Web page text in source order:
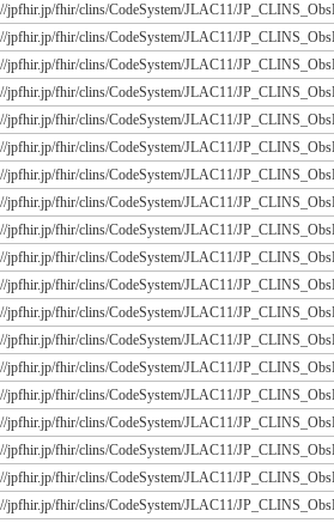
jpfhir.jp/fhir/clins/CodeSystem/JLAC11/
jpfhir.jp/fhir/clins/CodeSystem/JLAC11/
jpfhir.jp/fhir/clins/CodeSystem/JLAC11/
jpfhir.jp/fhir/clins/CodeSystem/JLAC11/
jpfhir.jp/fhir/clins/CodeSystem/JLAC11/
jpfhir.jp/fhir/clins/CodeSystem/JLAC11/
jpfhir.jp/fhir/clins/CodeSystem/JLAC11/
jpfhir.jp/fhir/clins/CodeSystem/JLAC11/
jpfhir.jp/fhir/clins/CodeSystem/JLAC11/
jpfhir.jp/fhir/clins/CodeSystem/JLAC11/
jpfhir.jp/fhir/clins/CodeSystem/JLAC11/
jpfhir.jp/fhir/clins/CodeSystem/JLAC11/
jpfhir.jp/fhir/clins/CodeSystem/JLAC11/
jpfhir.jp/fhir/clins/CodeSystem/JLAC11/
jpfhir.jp/fhir/clins/CodeSystem/JLAC11/
jpfhir.jp/fhir/clins/CodeSystem/JLAC11/
jpfhir.jp/fhir/clins/CodeSystem/JLAC11/
jpfhir.jp/fhir/clins/CodeSystem/JLAC11/
jpfhir.jp/fhir/clins/CodeSystem/JLAC11/